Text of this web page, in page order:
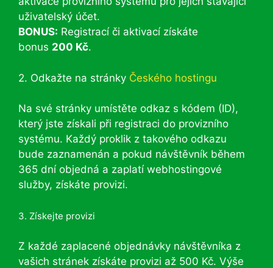
uživatelský účet.
BONUS: Registrací či aktivací získáte
bonus 200 Kč.
2. Odkažte na stránky Českého hostingu
Na své stránky umístěte odkaz s kódem (ID),
který jste získali při registraci do provizního
systému. Každý proklik z takového odkazu
bude zaznamenán a pokud návštěvník během
365 dní objedná a zaplatí webhostingové
služby, získáte provizi.
3. Získejte provizi
Z každé zaplacené objednávky návštěvníka z
vašich stránek získáte provizi až 500 Kč. Výše